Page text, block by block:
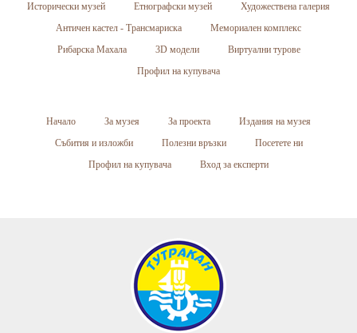
Исторически музей Етнографски музей
Художествена галерия
Античен кастел - Трансмариска
Мемориален комплекс
Рибарска Махала
3D модели
Виртуални турове
Профил на купувача
Начало За музея За проекта
Издания на музея
Събития и изложби
Полезни връзки
Посетете ни
Профил на купувача
Вход за експерти